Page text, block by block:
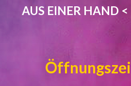
AUS EINER HAND <